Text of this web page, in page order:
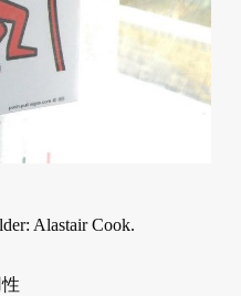
Alastair Cook.